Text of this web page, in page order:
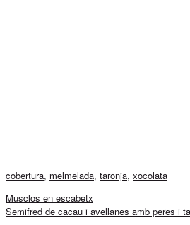
cobertura, melmelada, taronja, xocolata
Musclos en escabetx
Semifred de cacau i avellanes amb peres i